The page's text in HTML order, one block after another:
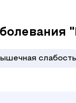
слабость